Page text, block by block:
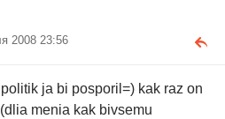
2008 23:56
ja bi posporil=) kak raz on
menia kak bivsemu